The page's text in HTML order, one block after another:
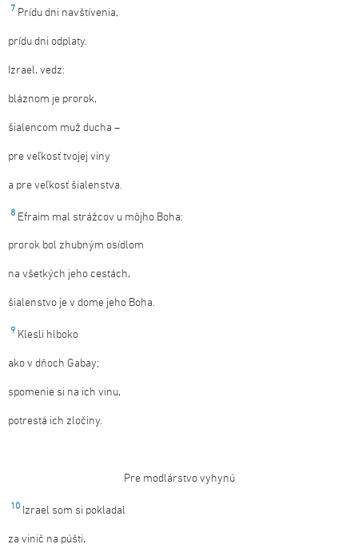
7 Prídu dni navštívenia,
prídu dni odplaty.
Izrael, vedz:
bláznom je prorok,
šialencom muž ducha –
pre veľkosť tvojej viny
a pre veľkosť šialenstva.
8 Efraim mal strážcov u môjho Boha:
prorok bol zhubným osídlom
na všetkých jeho cestách,
šialenstvo je v dome jeho Boha.
9 Klesli hlboko
ako v dňoch Gabay;
spomenie si na ich vinu,
potrestá ich zločiny.
Pre modlárstvo vyhynú
10 Izrael som si pokladal
za vinič na púšti,